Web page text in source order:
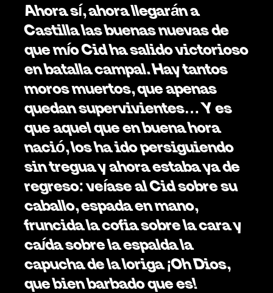
Ahora sí, ahora llegarán a
Castilla las buenas nuevas de
que mío Cid ha salido victorioso
en batalla campal. Hay tantos
moros muertos, que apenas
quedan supervivientes… Y es
que aquel que en buena hora
nació, los ha ido persiguiendo
sin tregua y ahora estaba ya de
regreso: veíase al Cid sobre su
caballo, espada en mano,
fruncida la cofia sobre la cara y
caída sobre la espalda la
capucha de la loriga ¡Oh Dios,
que bien barbado que es!